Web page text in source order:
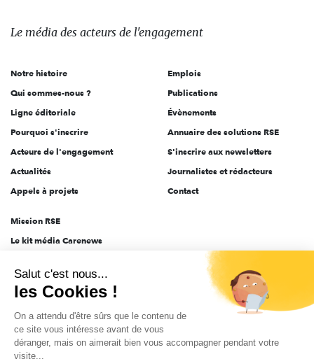
des
l'engagement
Le média des acteurs de l'engagement
Notre histoire
Qui sommes-nous ?
Ligne éditoriale
Pourquoi s'inscrire
Acteurs de l'engagement
Actualités
Appels à projets
Emplois
Publications
Évènements
Annuaire des solutions RSE
S'inscrire aux newsletters
Journalistes et rédacteurs
Contact
Mission RSE
Le kit média Carenews
AEF info
Novethic
PRODURABLE
Inclusiv Day
Salut c'est nous...
les Cookies !
On a attendu d'être sûrs que le contenu de
ce site vous intéresse avant de vous
déranger, mais on aimerait bien vous accompagner pendant votre
visite...